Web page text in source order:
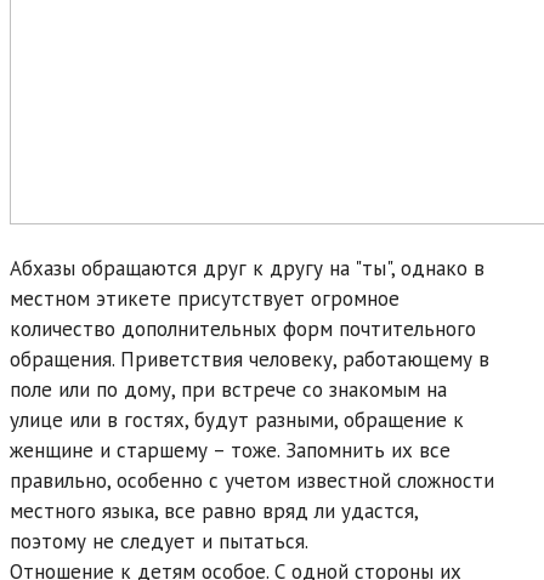
Абхазы обращаются друг к другу на "ты", однако в
местном этикете присутствует огромное
количество дополнительных форм почтительного
обращения. Приветствия человеку, работающему в
поле или по дому, при встрече со знакомым на
улице или в гостях, будут разными, обращение к
женщине и старшему – тоже. Запомнить их все
правильно, особенно с учетом известной сложности
местного языка, все равно вряд ли удастся,
поэтому не следует и пытаться.
Отношение к детям особое. С одной стороны их